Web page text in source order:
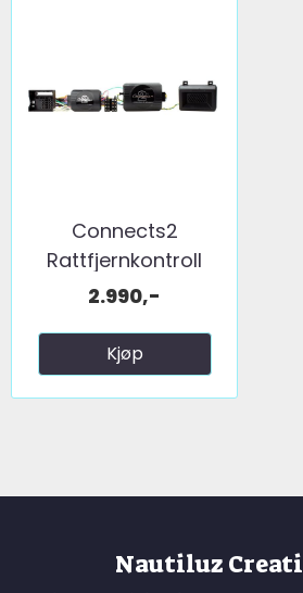
Connects2
Rattfjernkontroll
interface ...
2.990,-
Kjøp
Nautiluz